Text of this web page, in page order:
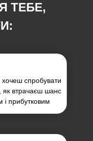
ТЕБЕ,
хочеш спробувати
втрачаєш шанс
і прибутковим